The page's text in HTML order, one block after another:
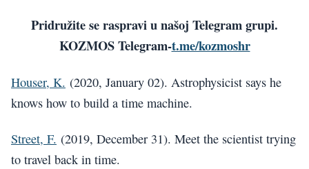
Pridružite se raspravi u našoj Telegram grupi.
KOZMOS Telegram-t.me/kozmoshr
Houser, K. (2020, January 02). Astrophysicist says he
knows how to build a time machine.
Street, F. (2019, December 31). Meet the scientist trying
to travel back in time.